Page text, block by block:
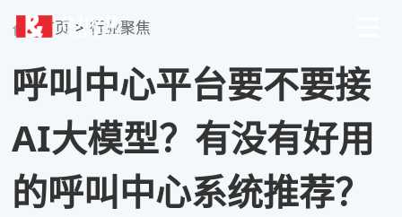
首页 > 行业聚焦
呼叫中心平台要不要接
AI大模型？有没有好用
的呼叫中心系统推荐？